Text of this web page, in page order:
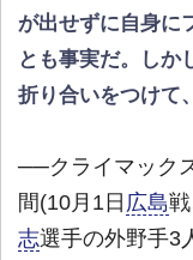
が出せずに自身に
とも事実だ。しか
折り合いをつけて、
──クライマック
間(10月1日 広島戦
志選手の外野手3